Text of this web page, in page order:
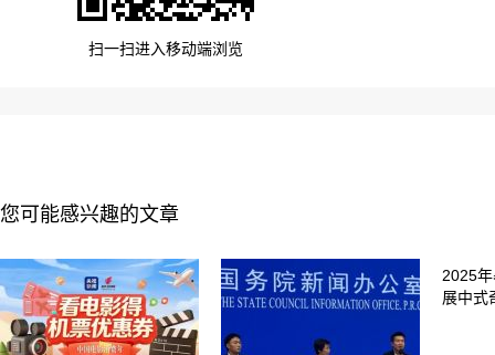
扫一扫进入移动端浏览
您可能感兴趣的文章
2025
展中式